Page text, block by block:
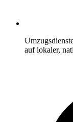
auf lokaler,